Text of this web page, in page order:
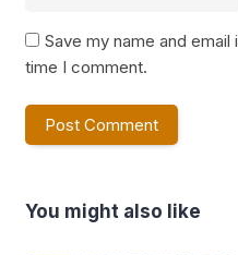
Save my name and
time I comment.
You might also like